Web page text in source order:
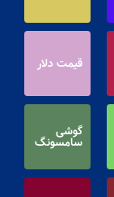
قیمت دلار
گوشی
سامسونگ